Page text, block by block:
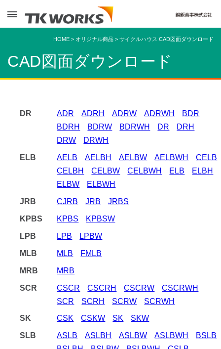
HOME > オリジナル商品 > サイクルハウス CAD図面ダウンロード
CAD図面ダウンロード
DR ADR ADRH ADRW ADRWH
BDR
BDRH
BDRW BDRWH DR
DRH
DRW
DRWH
ELB AELB AELBH AELBW AELBWH
CELB
CELBH
CELBW CELBWH ELB
ELBH
ELBW
ELBWH
JRB CJRB JRB JRBS
KPBS KPBS KPBSW
LPB LPB LPBW
MLB MLB FMLB
MRB MRB
SCR CSCR CSCRH CSCRW
CSCRWH
SCR
SCRH SCRW SCRWH
SK CSK CSKW SK SKW
SLB ASLB ASLBH ASLBW ASLBWH
BSLB